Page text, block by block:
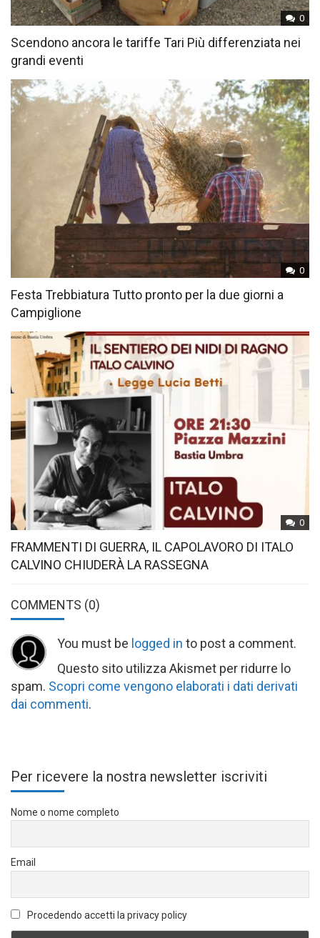
0
Scendono ancora le tariffe Tari Più differenziata nei
grandi eventi
0
Festa Trebbiatura Tutto pronto per la due giorni a
Campiglione
0
FRAMMENTI DI GUERRA, IL CAPOLAVORO DI ITALO
CALVINO CHIUDERÀ LA RASSEGNA
COMMENTS (0)
You must be logged in to post a comment.
Questo sito utilizza Akismet per ridurre lo
spam. Scopri come vengono elaborati i dati derivati
dai commenti.
Per ricevere la nostra newsletter iscriviti
Nome o nome completo
Email
Procedendo accetti la privacy policy